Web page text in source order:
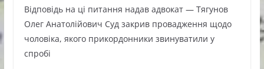
Відповідь на ці питання надав адвокат — Тягунов
Олег Анатолійович Суд закрив провадження щодо
чоловіка, якого прикордонники звинуватили у
спробі